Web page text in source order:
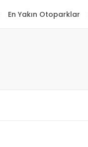
En Yakın Otoparklar